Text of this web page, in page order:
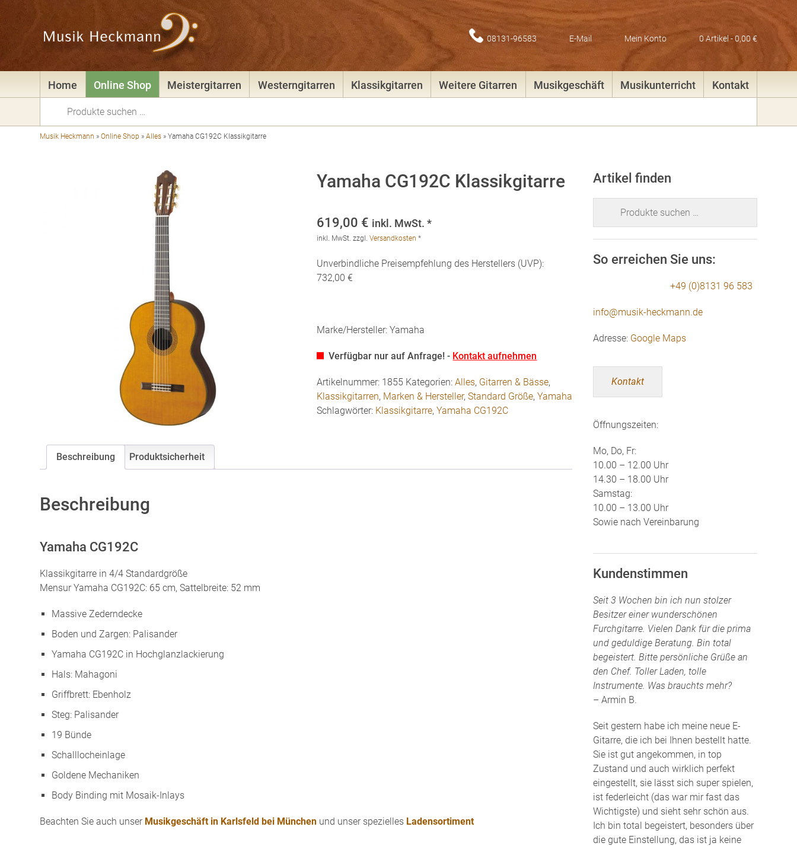
08131-96583 E-Mail Mein Konto 0 Artikel -0,00 €
Home Online Shop Meistergitarren Westerngitarren Klassikgitarren Weitere Gitarren Musikgeschäft Musikunterricht Kontakt
Musik Heckmann »Online Shop »Alles »Yamaha CG192C Klassikgitarre
Yamaha CG192C Klassikgitarre
619,00 € inkl. MwSt. *
inkl. MwSt. zzgl.Versandkosten *
Unverbindliche Preisempfehlung des Herstellers (UVP):
732,00 €
Marke/Hersteller: Yamaha
Verfügbar nur auf Anfrage! - Kontakt aufnehmen
Artikelnummer: 1855 Kategorien:Alles, Gitarren & Bässe,
Klassikgitarren, Marken & Hersteller,Standard Größe,Yamaha
Schlagwörter: Klassikgitarre,Yamaha CG192C
Beschreibung Produktsicherheit
Beschreibung
Yamaha CG192C
Klassikgitarre in 4/4 Standardgröße
Mensur Yamaha CG192C: 65 cm, Sattelbreite: 52 mm
Massive Zederndecke
Boden und Zargen: Palisander
Yamaha CG192C in Hochglanzlackierung
Hals: Mahagoni
Griffbrett: Ebenholz
Steg: Palisander
19 Bünde
Schalllocheinlage
Goldene Mechaniken
Body Binding mit Mosaik-Inlays
Beachten Sie auch unser Musikgeschäft in Karlsfeld bei München und unser spezielles Ladensortiment
Artikel finden
So erreichen Sie uns:
+49 (0)8131 96 583
info@musik-heckmann.de
Adresse: Google Maps
Kontakt
Öffnungszeiten:
Mo, Do, Fr:
10.00 – 12.00 Uhr
14.30 – 18.00 Uhr
Samstag:
10.00 – 13.00 Uhr
Sowie nach Vereinbarung
Kundenstimmen
Seit 3 Wochen bin ich nun stolzer
Besitzer einer wunderschönen
Furchgitarre. Vielen Dank für die prima
und geduldige Beratung. Bin total
begeistert. Bitte persönliche Grüße an
den Chef. Toller Laden, tolle
Instrumente. Was brauchts mehr?
– Armin B.
Seit gestern habe ich meine neue E-
Gitarre, die ich bei Ihnen bestellt hatte.
Sie ist gut angekommen, in top
Zustand und auch wirklich perfekt
eingestellt, sie lässt sich super spielen,
ist federleicht (das war mir fast das
Wichtigste) und sieht sehr schön aus.
Ich bin total begeistert, besonders über
die gute Einstellung, das ist ja keine